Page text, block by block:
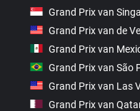
Grand Prix van
Grand Prix van de
Grand Prix van
Grand Prix van São
Grand Prix van Las
Grand Prix van